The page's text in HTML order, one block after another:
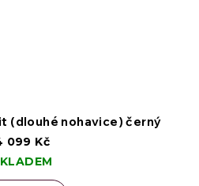
(dlouhé nohavice) černý
099 Kč